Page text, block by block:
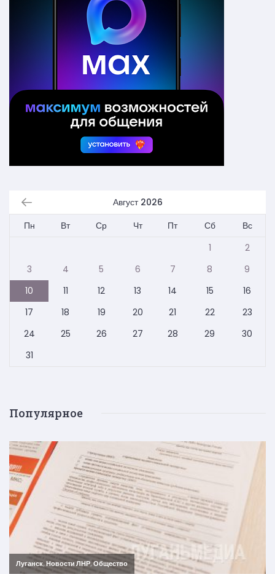
Август 2026
Пн
Вт Ср Чт Пт Сб
Вс
1
2
3
4 5 6 7 8
9
10
11 12 13 14 15
16
17
18 19 20 21 22
23
24
25 26 27 28 29
30
31
Популярное